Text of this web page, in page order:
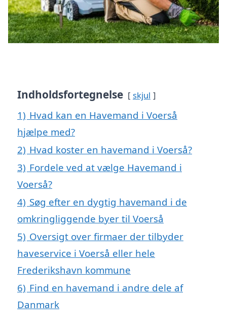
Indholdsfortegnelse skjul
1) Hvad kan en Havemand i Voerså
hjælpe med?
2) Hvad koster en havemand i Voerså?
3) Fordele ved at vælge Havemand i
Voerså?
4) Søg efter en dygtig havemand i de
omkringliggende byer til Voerså
5) Oversigt over firmaer der tilbyder
haveservice i Voerså eller hele
Frederikshavn kommune
6) Find en havemand i andre dele af
Danmark